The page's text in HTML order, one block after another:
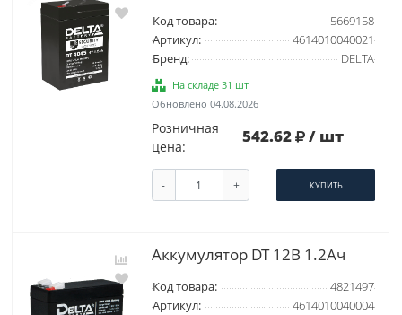
Код товара:
5669158
Артикул:
4614010040021
Бренд:
DELTA
На складе 31 шт
Обновлено 04.08.2026
Розничная
цена:
542.62 / шт
- + КУПИТЬ
Аккумулятор DT 12В 1.2Ач
Код товара:
4821497
Артикул:
4614010040004